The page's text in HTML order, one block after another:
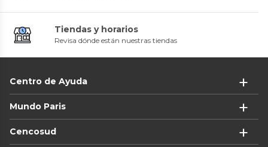
Tiendas y horarios
Revisa dónde están nuestras tiendas
Centro de Ayuda
Mundo Paris
Cencosud